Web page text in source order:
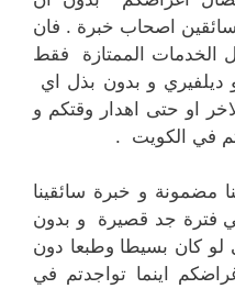
اصحاب خبرة . فان
الخدمات الممتازة فقط
ديلفيري و بدون بذل اي
او حتى اهدار وقتكم و
في الكويت .
مضمونة و خبرة سائقينا
فترة جد قصيرة و بدون
كان بسيطا وطبعا دون
اينما تواجدتم في